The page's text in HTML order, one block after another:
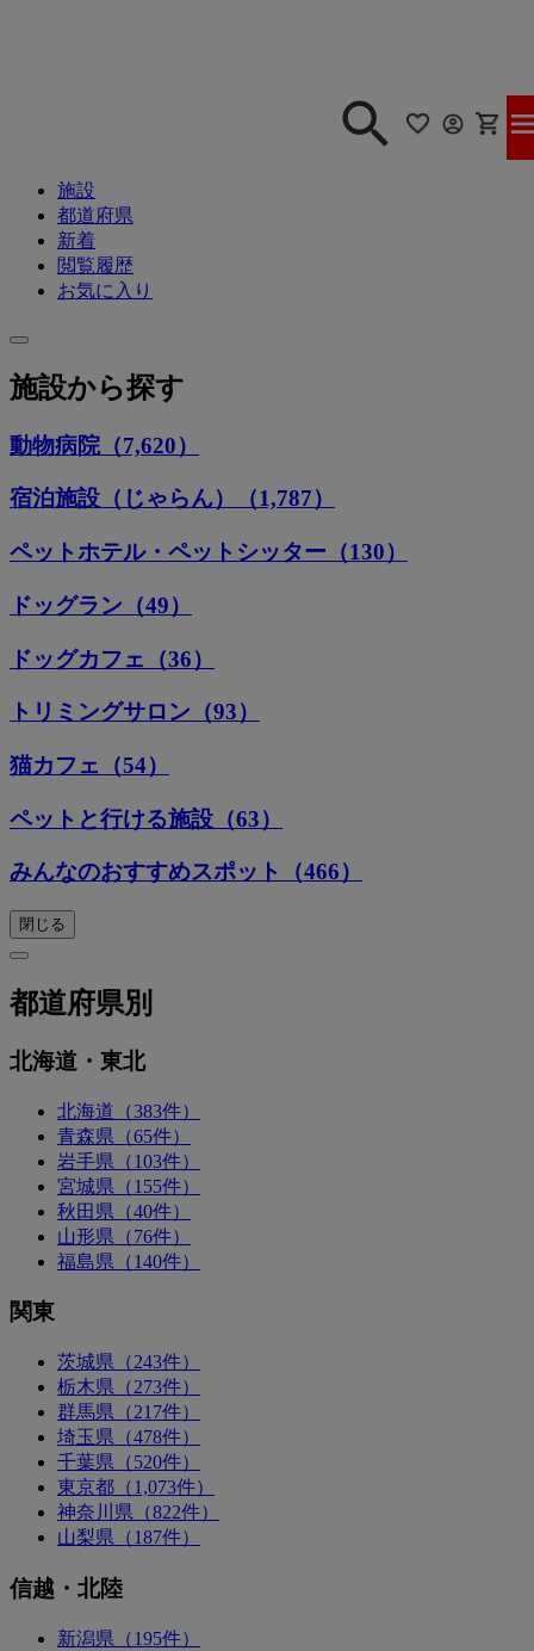
施設
都道府県
新着
閲覧履歴
お気に入り
施設から探す
動物病院（7,620）
宿泊施設（じゃらん）（1,787）
ペットホテル・ペットシッター（130）
ドッグラン（49）
ドッグカフェ（36）
トリミングサロン（93）
猫カフェ（54）
ペットと行ける施設（63）
みんなのおすすめスポット（466）
閉じる
都道府県別
北海道・東北
北海道（383件）
青森県（65件）
岩手県（103件）
宮城県（155件）
秋田県（40件）
山形県（76件）
福島県（140件）
関東
茨城県（243件）
栃木県（273件）
群馬県（217件）
埼玉県（478件）
千葉県（520件）
東京都（1,073件）
神奈川県（822件）
山梨県（187件）
信越・北陸
新潟県（195件）